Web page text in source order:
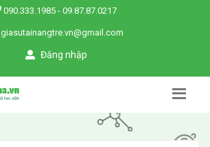
090.333.1985 - 09.87.87.0217
giasutainangtre.vn@gmail.com
Đăng nhập